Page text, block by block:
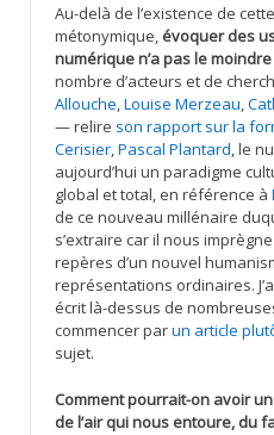
Au-delà de l’existence de
métonymique, évoquer des
numérique n’a pas le
nombre d’acteurs et de
Allouche Louise Merzeau
— relire son rapport sur la
Cerisier Pascal Plantard , le
aujourd’hui un paradigme
global et total, en référence à
de ce nouveau millénaire
s’extraire car il nous
repères d’un nouvel
représentations ordinaires.
écrit là-dessus de
commencer parun article
sujet.
Comment pourrait-on avoir
de l’air qui nous entoure, du